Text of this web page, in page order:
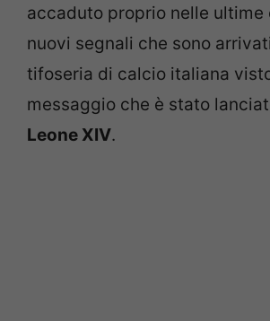
accaduto proprio nelle ultime
nuovi segnali che sono
tifoseria di calcio italiana
messaggio che è stato
Leone XIV.